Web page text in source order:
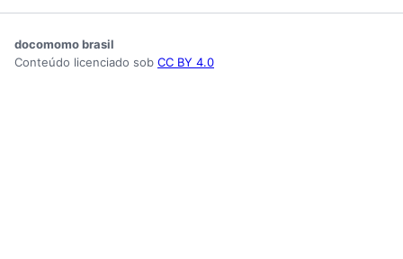
docomomo brasil
Conteúdo licenciado sob CC BY 4.0